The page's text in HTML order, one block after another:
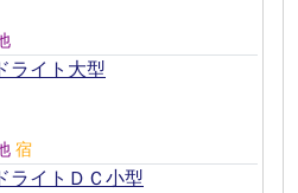
ライト大型
宿
イトＤＣ小型